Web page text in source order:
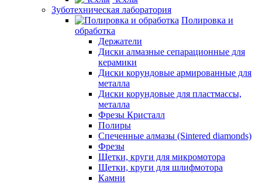
Зуботехническая лаборатория
Полировка и
обработка
Держатели
Диски алмазные сепарационные для
керамики
Диски корундовые армированные для
металла
Диски корундовые для пластмассы,
металла
Фрезы Кристалл
Полиры
Спеченные алмазы (Sintered diamonds)
Фрезы
Щетки, круги для микромотора
Щетки, круги для шлифмотора
Камни